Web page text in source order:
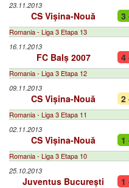
23.11.2013
CS Vișina-Nouă 3
Romania - Liga 3 Etapa 13
16.11.2013
FC Balș 2007 4
Romania - Liga 3 Etapa 12
09.11.2013
CS Vișina-Nouă 2
Romania - Liga 3 Etapa 11
02.11.2013
CS Vișina-Nouă 1
Romania - Liga 3 Etapa 10
25.10.2013
Juventus București 1